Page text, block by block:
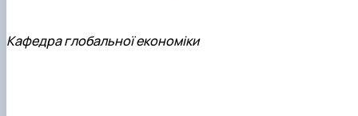
Кафедра глобальної економіки